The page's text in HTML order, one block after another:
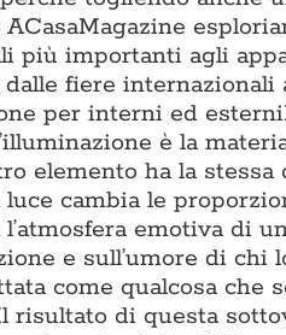
più importanti agli
fiere
per interni ed esterni
è la
elemento ha la
luce cambia le
emotiva di
e sull’umore di chi
come qualcosa che
Il risultato di questa